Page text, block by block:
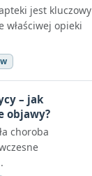
jest kluczowy
właściwej opieki
– jak
objawy?
choroba